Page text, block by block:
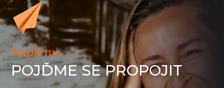
Napiš mi
POJĎME SE PROPOJIT